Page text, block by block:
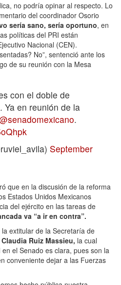
no podría opinar al respecto. Lo
del coordinador Osorio
sería sano, sería oportuno, en
políticas del PRI están
Nacional (CEN).
No”, sentenció ante los
de su reunión con la Mesa
con el doble de
Ya en reunión de la
.
September
que en la discusión de la reforma
Estados Unidos Mexicanos
del ejército en las tareas de
va “a ir en contra”.
extitular de la Secretaría de
Claudia Ruiz Massieu, la cual
el Senado es clara, pues son la
conveniente dejar a las Fuerzas